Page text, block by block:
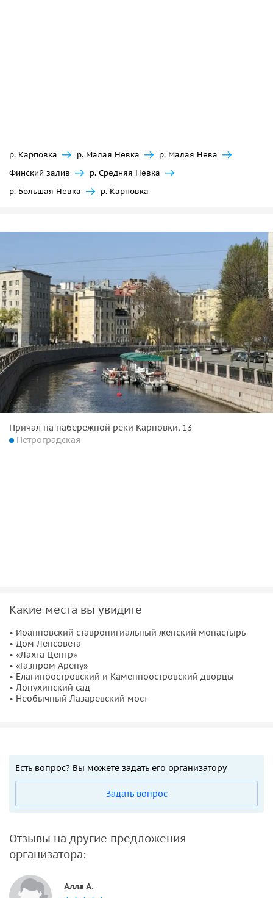
р. Карповка р. Малая Невка
р. Малая Нева
Финский залив
р. Средняя Невка
р. Большая Невка
р. Карповка
Причал на набережной реки Карповки, 13
Петроградская
Какие места вы увидите
• Иоанновский ставропигиальный женский монастырь
• Дом Ленсовета
• «Лахта Центр»
• «Газпром Арену»
• Елагиноостровский и Каменноостровский дворцы
• Лопухинский сад
• Необычный Лазаревский мост
Есть вопрос? Вы можете задать его организатору
Задать вопрос
Отзывы на другие предложения
организатора:
Алла А.